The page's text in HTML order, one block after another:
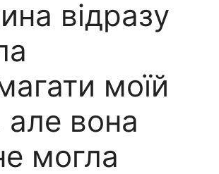
відразу
моїй
але вона
могла